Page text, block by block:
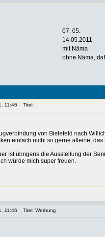
07. 05.
14.05.2011
mit Näma
ohne Näma,
11:46 Titel:
von Bielefeld nach
einfach nicht so gerne alleine,
ist übrigens die Ausstellung der
würde mich super freuen.
11:46 Titel: Werbung